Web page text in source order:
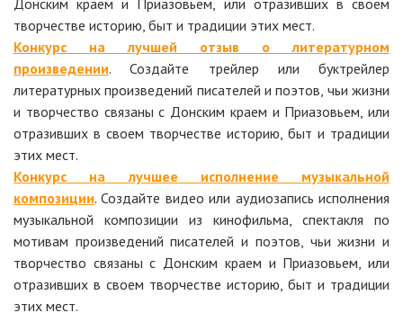
Донским краем и Приазовьем, или отразивших в своем
творчестве историю, быт и традиции этих мест.
Конкурс на лучшей отзыв о литературном
произведении. Создайте трейлер или буктрейлер
литературных произведений писателей и поэтов, чьи жизни
и творчество связаны с Донским краем и Приазовьем, или
отразивших в своем творчестве историю, быт и традиции
этих мест.
Конкурс на лучшее исполнение музыкальной
композиции. Создайте видео или аудиозапись исполнения
музыкальной композиции из кинофильма, спектакля по
мотивам произведений писателей и поэтов, чьи жизни и
творчество связаны с Донским краем и Приазовьем, или
отразивших в своем творчестве историю, быт и традиции
этих мест.